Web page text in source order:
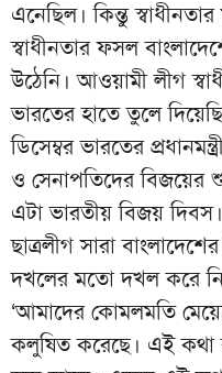
এনেছিল। কিন্তু
স্বাধীনতার ফসল
উঠেনি। আওয়ামী লীগ
ভারতের হাতে তুলে
ডিসেম্বর ভারতের
ও সেনাপতিদের বিজয়ের
এটা ভারতীয় বিজয়
ছাত্রলীগ সারা
দখলের মতো দখল করে
‘আমাদের কোমলমতি
কলুষিত করেছে। এই কথা